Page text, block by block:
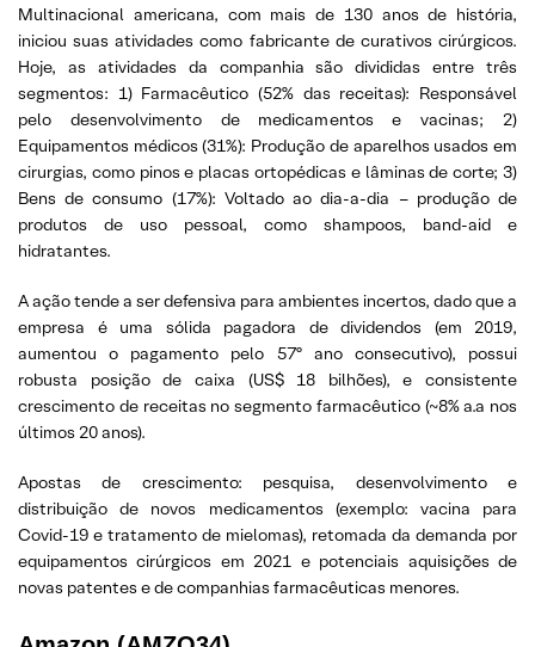
Multinacional americana, com mais de 130 anos de história,
iniciou suas atividades como fabricante de curativos cirúrgicos.
Hoje, as atividades da companhia são divididas entre três
segmentos: 1) Farmacêutico (52% das receitas): Responsável
pelo desenvolvimento de medicamentos e vacinas; 2)
Equipamentos médicos (31%): Produção de aparelhos usados em
cirurgias, como pinos e placas ortopédicas e lâminas de corte; 3)
Bens de consumo (17%): Voltado ao dia-a-dia – produção de
produtos de uso pessoal, como shampoos, band-aid e
hidratantes.
A ação tende a ser defensiva para ambientes incertos, dado que a
empresa é uma sólida pagadora de dividendos (em 2019,
aumentou o pagamento pelo 57º ano consecutivo), possui
robusta posição de caixa (US$ 18 bilhões), e consistente
crescimento de receitas no segmento farmacêutico (~8% a.a nos
últimos 20 anos).
Apostas de crescimento: pesquisa, desenvolvimento e
distribuição de novos medicamentos (exemplo: vacina para
Covid-19 e tratamento de mielomas), retomada da demanda por
equipamentos cirúrgicos em 2021 e potenciais aquisições de
novas patentes e de companhias farmacêuticas menores.